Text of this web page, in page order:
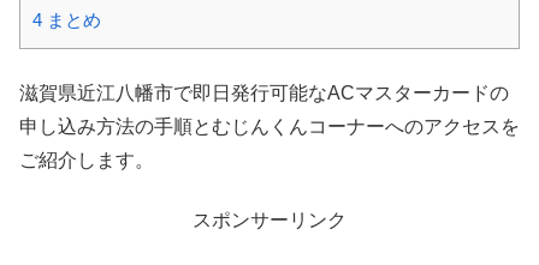
4 まとめ
滋賀県近江八幡市で即日発行可能なACマスターカードの
申し込み方法の手順とむじんくんコーナーへのアクセスを
ご紹介します。
スポンサーリンク